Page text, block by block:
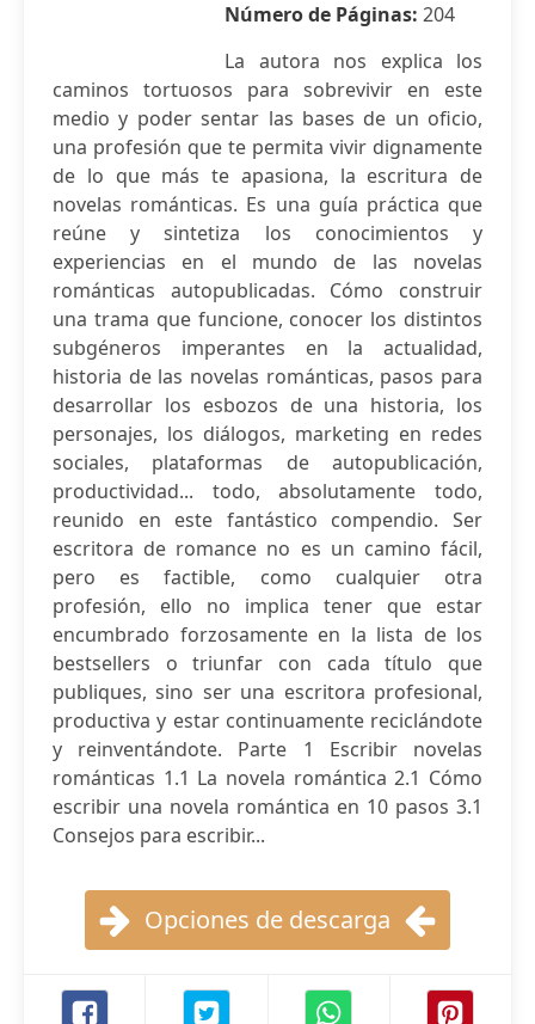
Número de Páginas: 204
La autora nos explica los
caminos tortuosos para sobrevivir en este
medio y poder sentar las bases de un oficio,
una profesión que te permita vivir dignamente
de lo que más te apasiona, la escritura de
novelas románticas. Es una guía práctica que
reúne y sintetiza los conocimientos y
experiencias en el mundo de las novelas
románticas autopublicadas. Cómo construir
una trama que funcione, conocer los distintos
subgéneros imperantes en la actualidad,
historia de las novelas románticas, pasos para
desarrollar los esbozos de una historia, los
personajes, los diálogos, marketing en redes
sociales, plataformas de autopublicación,
productividad... todo, absolutamente todo,
reunido en este fantástico compendio. Ser
escritora de romance no es un camino fácil,
pero es factible, como cualquier otra
profesión, ello no implica tener que estar
encumbrado forzosamente en la lista de los
bestsellers o triunfar con cada título que
publiques, sino ser una escritora profesional,
productiva y estar continuamente reciclándote
y reinventándote. Parte 1 Escribir novelas
románticas 1.1 La novela romántica 2.1 Cómo
escribir una novela romántica en 10 pasos 3.1
Consejos para escribir...
Opciones de descarga